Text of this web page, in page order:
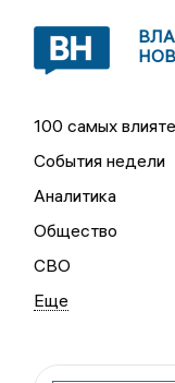
100 самых
События недели
Аналитика
Общество
СВО